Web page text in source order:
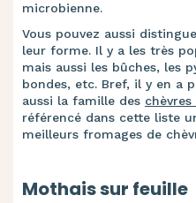
microbienne.
Vous pouvez aussi
leur forme. Il y a les très
mais aussi les bûches, les
bondes, etc. Bref, il y en a
aussi la famille des chèvres
référencé dans cette liste
meilleurs fromages de
Mothais sur feuille